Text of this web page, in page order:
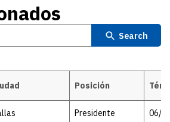
Search
Posición
Presidente
06/